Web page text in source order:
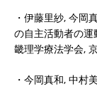
・伊藤里紗, 今岡
の自主活動者の
畿理学療法学会,
・今岡真和, 中村